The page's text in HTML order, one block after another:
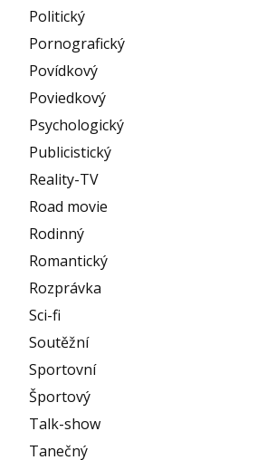
Politický
Pornografický
Povídkový
Poviedkový
Psychologický
Publicistický
Reality-TV
Road movie
Rodinný
Romantický
Rozprávka
Sci-fi
Soutěžní
Sportovní
Športový
Talk-show
Tanečný